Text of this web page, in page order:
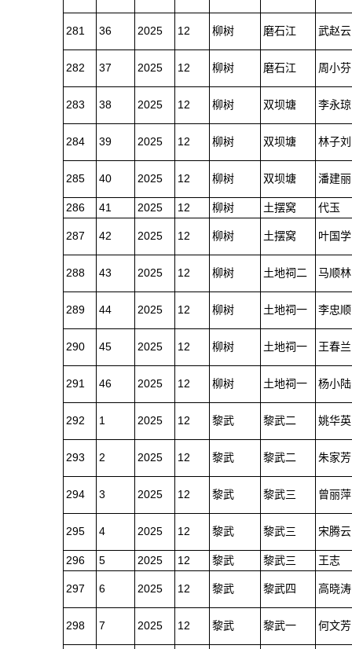
281 36 2025 12 柳树 磨石江 武赵云
282 37 2025 12 柳树 磨石江 周小芬
283 38 2025 12 柳树 双坝塘 李永琼
284 39 2025 12 柳树 双坝塘 林子刘
285 40 2025 12 柳树 双坝塘 潘建丽
286 41 2025 12 柳树 土摆窝 代玉
287 42 2025 12 柳树 土摆窝 叶国学
288 43 2025 12 柳树 土地祠二 马顺林
289 44 2025 12 柳树 土地祠一 李忠顺
290 45 2025 12 柳树 土地祠一 王春兰
291 46 2025 12 柳树 土地祠一 杨小陆
292 1 2025 12 黎武 黎武二 姚华英
293 2 2025 12 黎武 黎武二 朱家芳
294 3 2025 12 黎武 黎武三 曾丽萍
295 4 2025 12 黎武 黎武三 宋腾云
296 5 2025 12 黎武 黎武三 王志
297 6 2025 12 黎武 黎武四 高晓涛
298 7 2025 12 黎武 黎武一 何文芳